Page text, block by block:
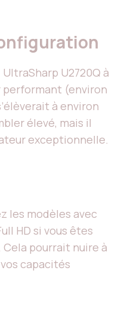
U2720Q à
performant (environ
à environ
élevé, mais il
exceptionnelle.
les modèles avec
HD si vous êtes
pourrait nuire à
capacités